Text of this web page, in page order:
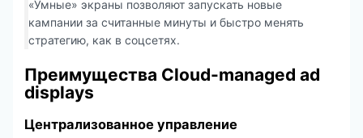
«Умные» экраны позволяют запускать новые
кампании за считанные минуты и быстро менять
стратегию, как в соцсетях.
Преимущества Cloud-managed ad
displays
Централизованное управление